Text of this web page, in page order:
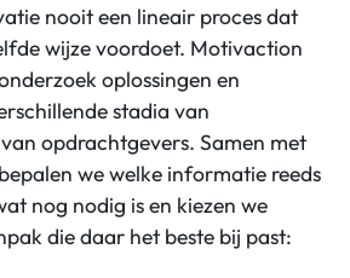
nooit een lineair proces dat
wijze voordoet. Motivaction
oplossingen en
stadia van
opdrachtgevers. Samen met
we welke informatie reeds
nog nodig is en kiezen we
die daar het beste bij past: